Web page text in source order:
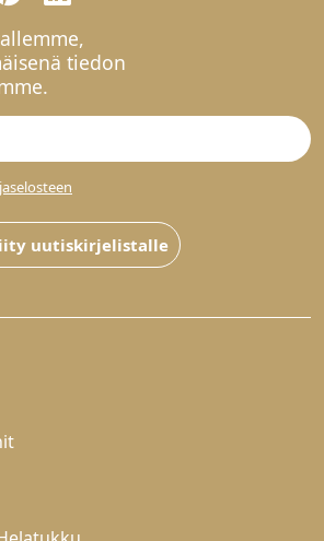
tiedon
uutiskirjelistalle